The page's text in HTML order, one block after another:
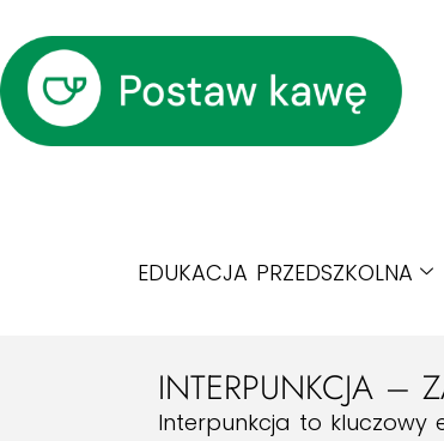
EDUKACJA PRZEDSZKOLNA
INTERPUNKCJA –
Interpunkcja to kluczowy